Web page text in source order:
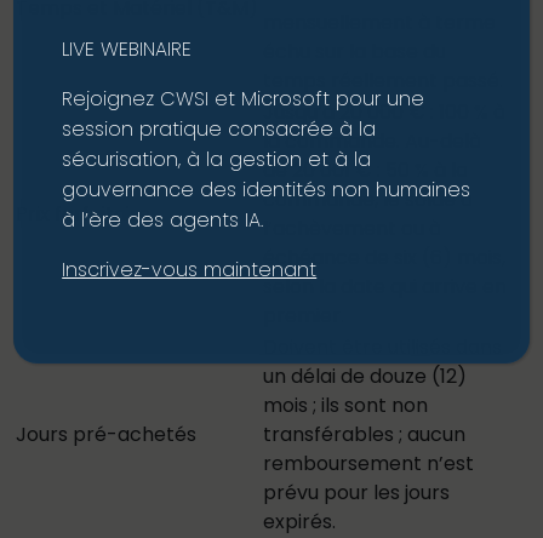
Prix forfaitaire
Jusqu’à 20 000 € : 100 % à
la commande. Au-delà
de 20 001 € : 50 % à la
commande, le solde à
échéance de six (6) mois,
selon la date qui arrive en
Jours pré-achetés
un délai de douze (12)
mois ; ils sont non
transférables ; aucun
remboursement n’est
prévu pour les jours
expirés.
LIVE WEBINAIRE
Rejoignez CWSI et Microsoft pour une
session pratique consacrée à la
sécurisation, à la gestion et à la
gouvernance des identités non humaines
à l’ère des agents IA.
Inscrivez-vous maintenant